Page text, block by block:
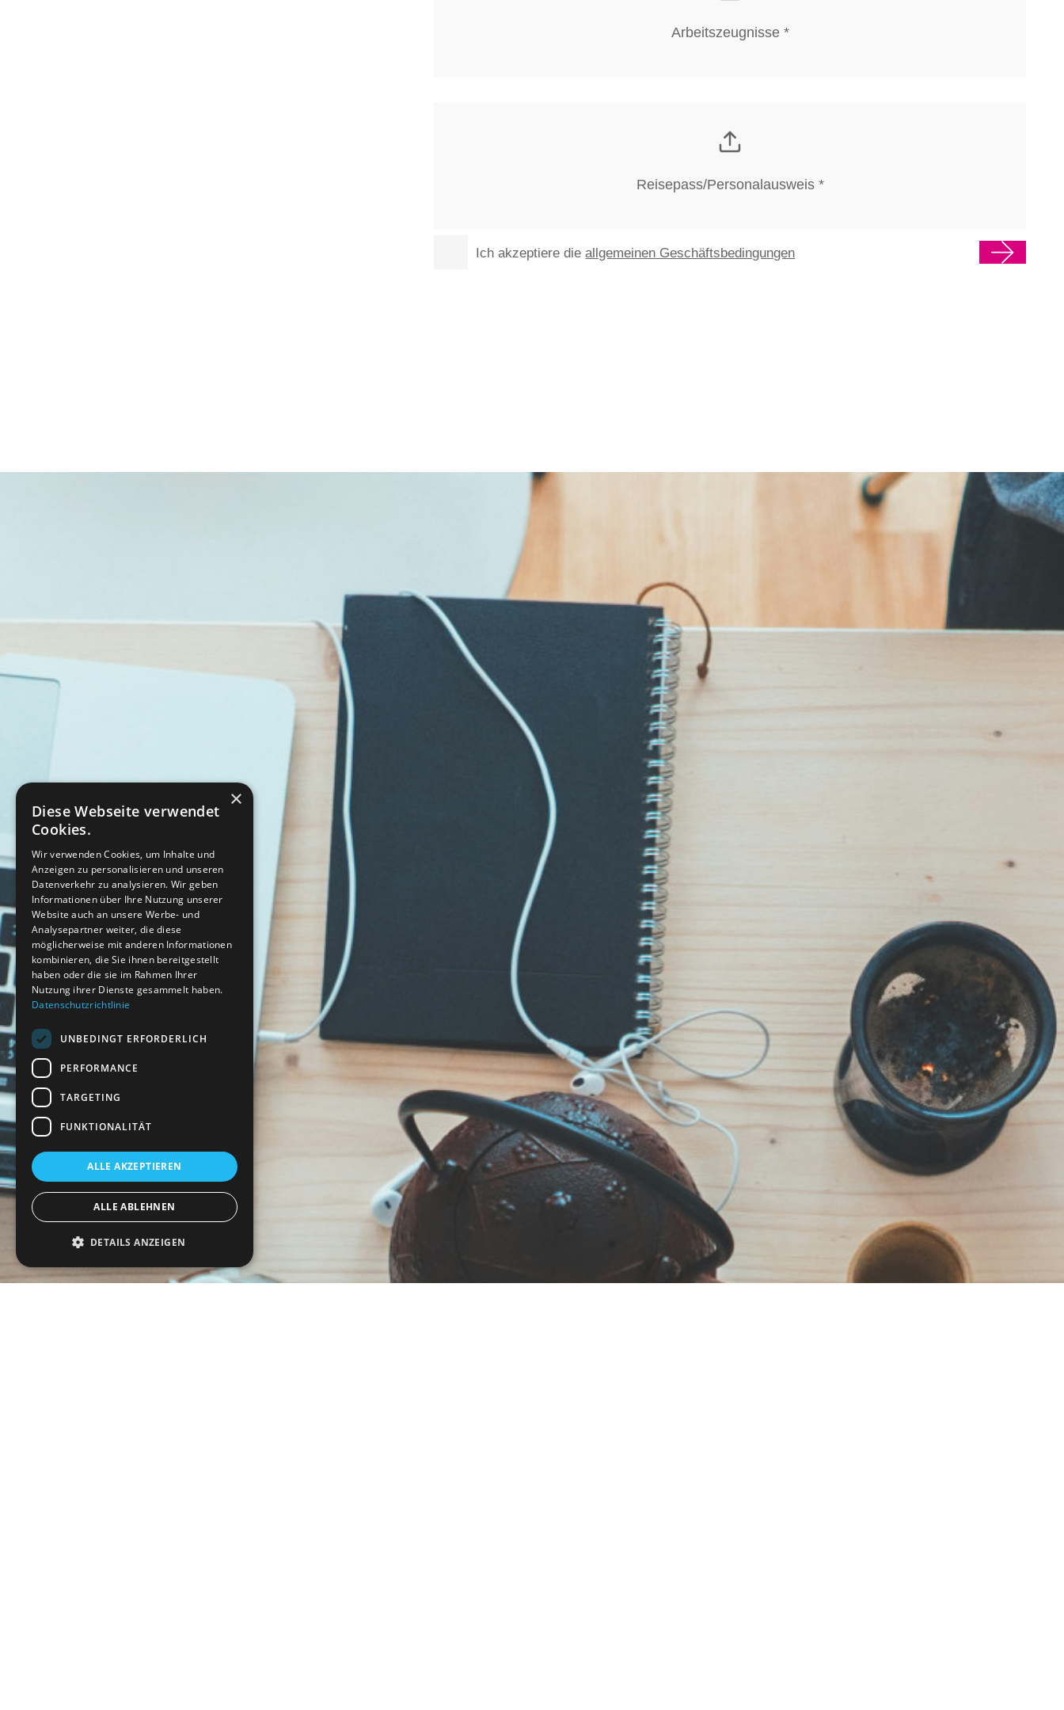
Arbeitszeugnisse *
Reisepass/Personalausweis *
Ich akzeptiere dieallgemeinen Geschäftsbedingungen
×
Diese Webseite verwendet
Cookies.
Wir verwenden Cookies, um Inhalte und
Anzeigen zu personalisieren und unseren
Datenverkehr zu analysieren. Wir geben
Informationen über Ihre Nutzung unserer
Website auch an unsere Werbe- und
Analysepartner weiter, die diese
möglicherweise mit anderen Informationen
kombinieren, die Sie ihnen bereitgestellt
haben oder die sie im Rahmen Ihrer
Nutzung ihrer Dienste gesammelt haben.
Datenschutzrichtlinie
UNBEDINGT ERFORDERLICH
PERFORMANCE
TARGETING
FUNKTIONALITÄT
ALLE AKZEPTIEREN
ALLE ABLEHNEN
DETAILS ANZEIGEN